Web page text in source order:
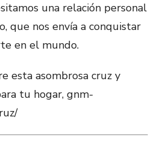
una relación personal
que nos envía a conquistar
en el mundo.
esta asombrosa cruz y
tu hogar, gnm-